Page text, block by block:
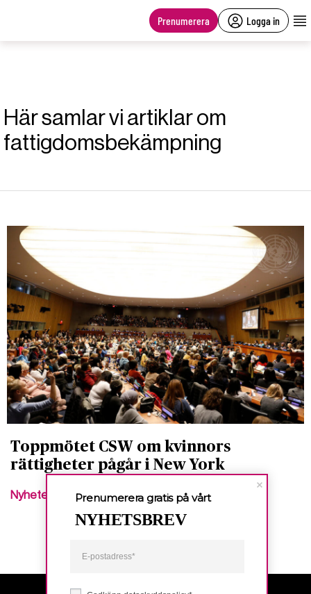
Prenumerera Logga in
Här samlar vi artiklar om
fattigdomsbekämpning
Toppmötet CSW om kvinnors
rättigheter pågår i New York
Nyheter Prenumerera gratis på vårt
NYHETSBREV